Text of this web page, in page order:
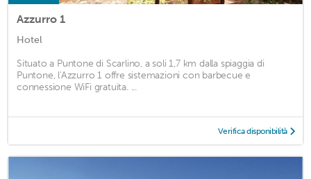
Azzurro 1
Hotel
Situato a Puntone di Scarlino, a soli 1,7 km dalla spiaggia di
Puntone, l'Azzurro 1 offre sistemazioni con barbecue e
connessione WiFi gratuita. ...
Verifica disponibilità